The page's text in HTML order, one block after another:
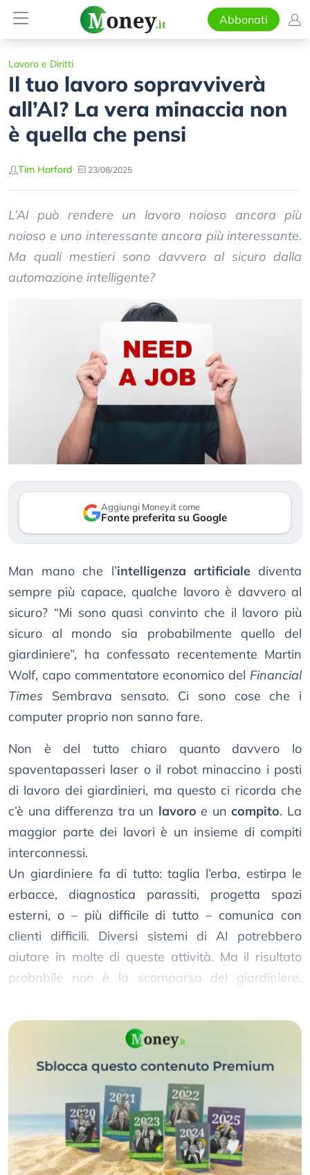
Abbonati
Lavoro e Diritti
Il tuo lavoro sopravviverà
all’AI? La vera minaccia non
è quella che pensi
Tim Harford 23/08/2025
L’AI può rendere un lavoro noioso ancora più
noioso e uno interessante ancora più interessante.
Ma quali mestieri sono davvero al sicuro dalla
automazione intelligente?
Aggiungi Money.it come
Fonte preferita su Google
Man mano che l’intelligenza artificialediventa
sempre più capace, qualche lavoro è davvero al
sicuro? “Mi sono quasi convinto che il lavoro più
sicuro al mondo sia probabilmente quello del
giardiniere”, ha confessato recentemente Martin
Wolf, capo commentatore economico del Financial
Times Sembrava sensato. Ci sono cose che i
computer proprio non sanno fare.
Non è del tutto chiaro quanto davvero lo
spaventapasseri laser o il robot minaccino i posti
di lavoro dei giardinieri, ma questo ci ricorda che
c’è una differenza tra un lavoro e uncompito. La
maggior parte dei lavori è un insieme di compiti
interconnessi.
Un giardiniere fa di tutto: taglia l’erba, estirpa le
erbacce, diagnostica parassiti, progetta spazi
esterni, o – più difficile di tutto – comunica con
clienti difficili. Diversi sistemi di AI potrebbero
aiutare in molte di queste attività. Ma il risultato
probabile non è la scomparsa del giardiniere,